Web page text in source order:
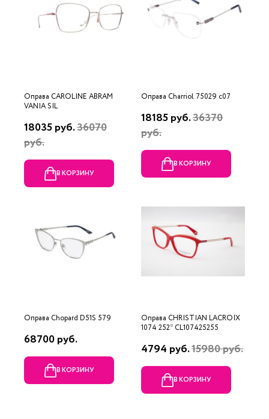
Оправа CAROLINE ABRAM
VANIA SIL
18035 руб.36070
руб.
В КОРЗИНУ
Оправа Charriol 75029 c07
18185 руб.36370
руб.
В КОРЗИНУ
Оправа Chopard D51S 579
68700 руб.
В КОРЗИНУ
Оправа CHRISTIAN LACROIX
1074 252* CL107425255
4794 руб.15980 руб.
В КОРЗИНУ